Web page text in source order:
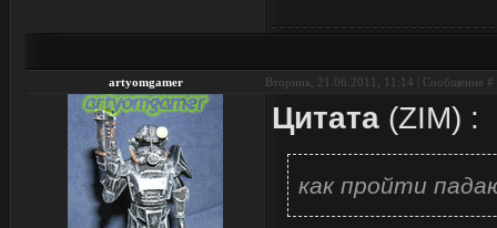
artyomgamer Вторник, 21.06.2011, 11:14 | Сообщение #
Цитата (ZIM) :
как пройти